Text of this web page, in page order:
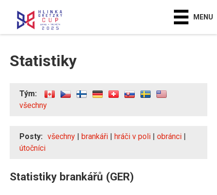
MENU
Statistiky
Tým:
všechny
Posty: všechny | brankáři | hráči v poli | obránci |
útočníci
Statistiky brankářů (GER)